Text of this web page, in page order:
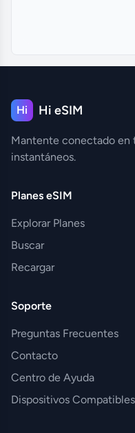
Hi Hi eSIM
Mantente conectado en
instantáneos.
Planes eSIM
Explorar Planes
Buscar
Recargar
Soporte
Preguntas Frecuentes
Contacto
Centro de Ayuda
Dispositivos Compatibles